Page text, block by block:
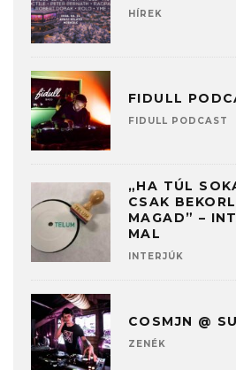
HÍREK
FIDULL
FIDULL PODCAST
„HA TÚL
CSAK
MAGAD” –
MAL
INTERJÚK
COSMJN @
ZENÉK